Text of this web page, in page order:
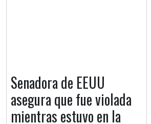
Senadora de EEUU
asegura que fue violada
mientras estuvo en la